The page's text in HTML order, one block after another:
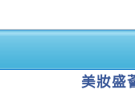
美妝盛